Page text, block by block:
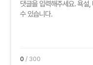
0 / 300